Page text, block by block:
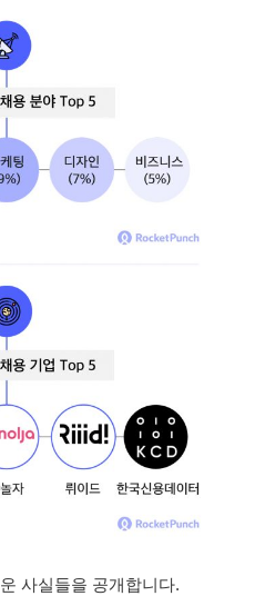
사실들을 공개합니다.